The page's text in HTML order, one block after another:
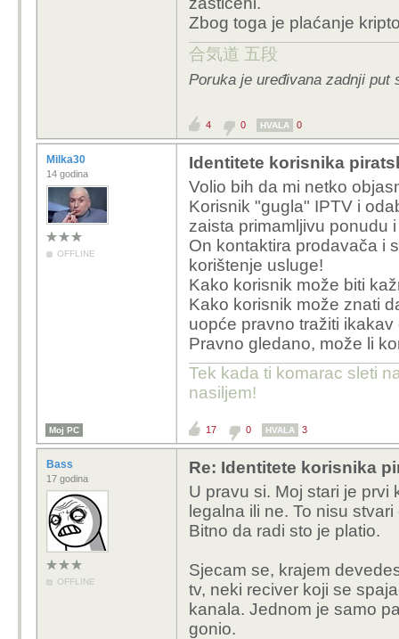
Zbog toga je plaćanje
合気道 五段
Poruka je uređivana zadnji put
4 0 HVALA 0
Milka30
14 godina
OFFLINE
Identitete korisnika
Volio bih da mi netko
Korisnik "gugla" IPTV i
zaista primamljivu ponudu
On kontaktira prodavača i
korištenje usluge!
Kako korisnik može biti
Kako korisnik može znati
uopće pravno tražiti
Pravno gledano, može li
Tek kada ti komarac sleti
nasiljem!
Moj PC 17 0 HVALA 3
Bass
17 godina
OFFLINE
Re: Identitete korisnika
U pravu si. Moj stari je
legalna ili ne. To nisu
Bitno da radi sto je platio.
Sjecam se, krajem
tv, neki reciver koji se
kanala. Jednom je samo
gonio.